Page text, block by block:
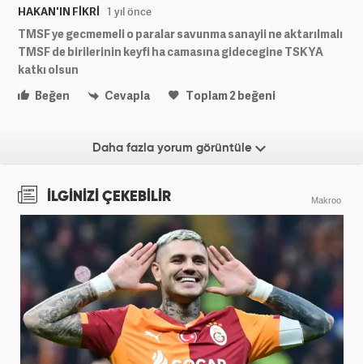
HAKAN'IN FİKRİ 1 yıl önce
TMSF ye gecmemeli o paralar savunma sanayii ne aktarılmalı
TMSF de birilerinin keyfi ha camasına gidecegine TSK YA
katkı olsun
Beğen
Cevapla Toplam2beğeni
Daha fazla yorum görüntüle
İLGİNİZİ ÇEKEBİLİR Makroo